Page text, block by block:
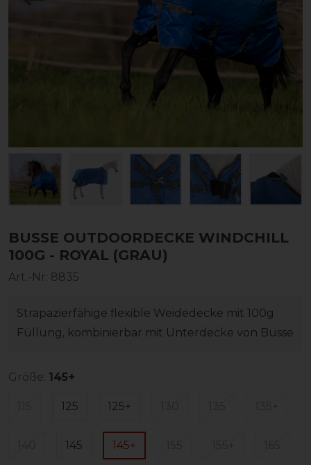
BUSSE OUTDOORDECKE WINDCHILL
100G - ROYAL (GRAU)
Art.-Nr: 8835
Strapazierfähige flexible Weidedecke mit 100g
Füllung, kombinierbar mit Unterdecke von Busse
Größe: 145+
125 125+
145 145+